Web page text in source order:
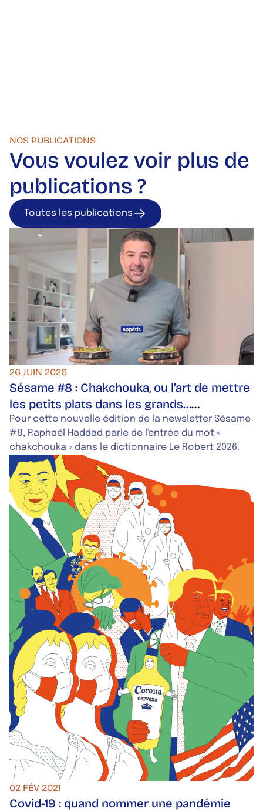
NOS PUBLICATIONS
Vous voulez voir plus de
publications ?
Toutes les publications
26 JUIN 2026
Sésame #8 : Chakchouka, ou l’art de mettre
les petits plats dans les grands…
dictionnaires !
Pour cette nouvelle édition de la newsletter Sésame
#8, Raphaël Haddad parle de l'entrée du mot «
chakchouka » dans le dictionnaire Le Robert 2026.
02 FÉV 2021
Covid-19 : quand nommer une pandémie